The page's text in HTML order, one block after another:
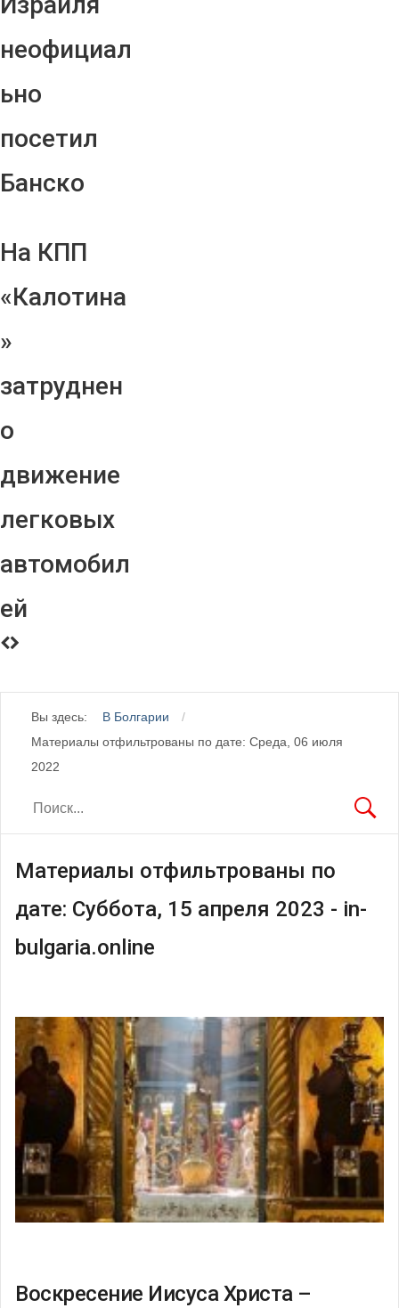
неофициал
ьно
посетил
Банско
На КПП
«Калотина
»
затруднен
о
движение
легковых
автомобил
ей
Вы здесь:
В Болгарии
Материалы отфильтрованы по дате: Среда, 06 июля
2022
Материалы отфильтрованы по
дате: Суббота, 15 апреля 2023 - in-
bulgaria.online
Воскресение Иисуса Христа –